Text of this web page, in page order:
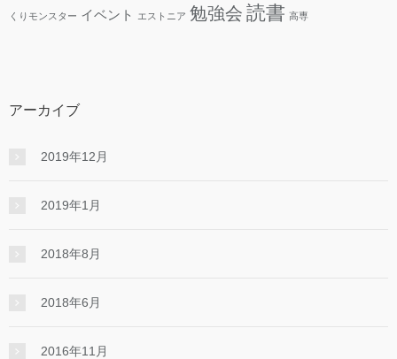
くりモンスター イベント エストニア 勉強会 読書 高専
アーカイブ
2019年12月
2019年1月
2018年8月
2018年6月
2016年11月